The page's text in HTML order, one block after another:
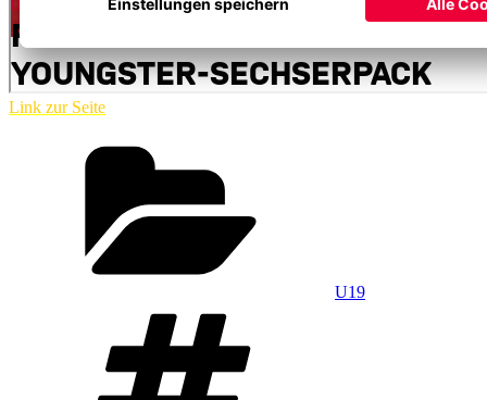
Link zur Seite
U19